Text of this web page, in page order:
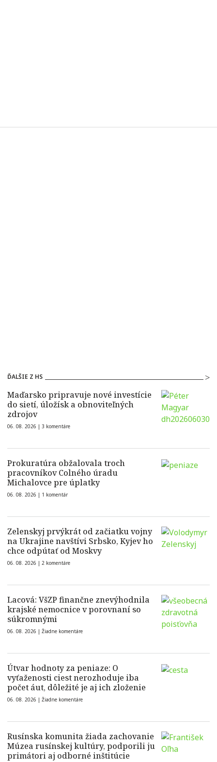
ĎALŠIE Z HS
Maďarsko pripravuje nové investície
do sietí, úložísk a obnoviteľných
zdrojov
06. 08. 2026 | 3 komentáre
Prokuratúra obžalovala troch
pracovníkov Colného úradu
Michalovce pre úplatky
06. 08. 2026 | 1 komentár
Zelenskyj prvýkrát od začiatku vojny
na Ukrajine navštívi Srbsko, Kyjev ho
chce odpútať od Moskvy
06. 08. 2026 | 2 komentáre
Lacová: VšZP finančne znevýhodnila
krajské nemocnice v porovnaní so
súkromnými
06. 08. 2026 | Žiadne komentáre
Útvar hodnoty za peniaze: O
vyťaženosti ciest nerozhoduje iba
počet áut, dôležité je aj ich zloženie
06. 08. 2026 | Žiadne komentáre
Rusínska komunita žiada zachovanie
Múzea rusínskej kultúry, podporili ju
primátori aj odborné inštitúcie